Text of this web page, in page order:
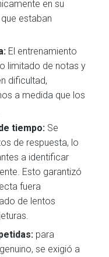
en su
estaban
El entrenamiento
limitado de notas y
dificultad,
a medida que los
tiempo: Se
de respuesta, lo
a identificar
Esto garantizó
fuera
de lentos
para
se exigió a